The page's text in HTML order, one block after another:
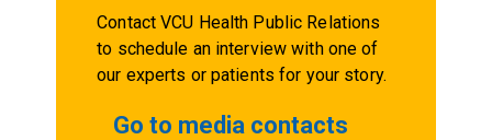
Contact VCU Health Public Relations
to schedule an interview with one of
our experts or patients for your story.
Go to media contacts